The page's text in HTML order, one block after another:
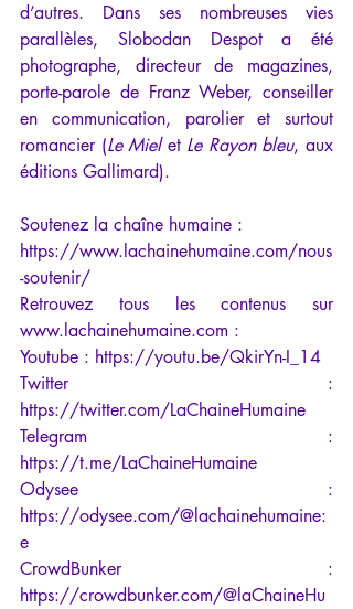
d’autres. Dans ses nombreuses vies
parallèles, Slobodan Despot a été
photographe, directeur de magazines,
porte-parole de Franz Weber, conseiller
en communication, parolier et surtout
romancier (Le Miel et Le Rayon bleu, aux
éditions Gallimard).
Soutenez la chaîne humaine :
https://www.lachainehumaine.com/nous
-soutenir/
Retrouvez tous les contenus sur
www.lachainehumaine.com :
Youtube : https://youtu.be/QkirYn-I_14
https://twitter.com/LaChaineHumaine
https://t.me/LaChaineHumaine
https://odysee.com/@lachainehumaine:
e
https://crowdbunker.com/@laChaineHu